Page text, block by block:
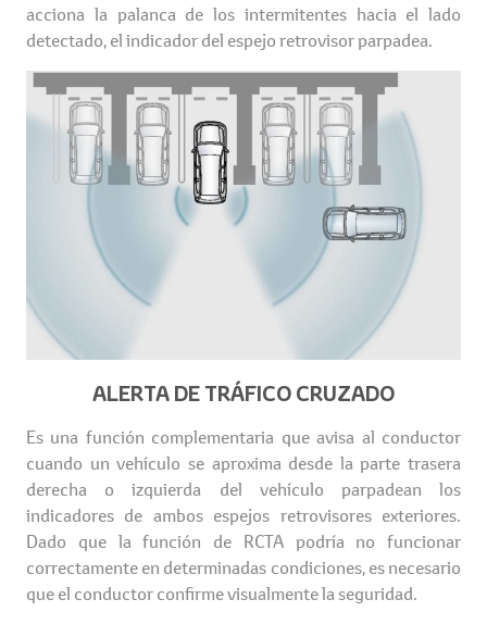
acciona la palanca de los intermitentes hacia el lado
detectado, el indicador del espejo retrovisor parpadea.
ALERTA DE TRÁFICO CRUZADO
Es una función complementaria que avisa al conductor
cuando un vehículo se aproxima desde la parte trasera
derecha o izquierda del vehículo parpadean los
indicadores de ambos espejos retrovisores exteriores.
Dado que la función de RCTA podría no funcionar
correctamente en determinadas condiciones, es necesario
que el conductor confirme visualmente la seguridad.